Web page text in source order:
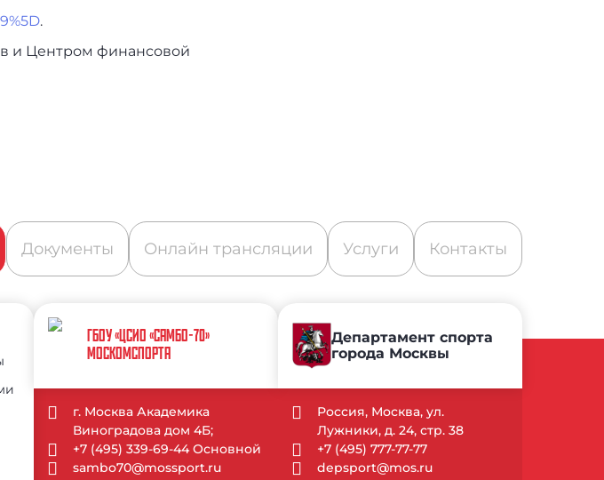
.
и Центром финансовой
Документы Онлайн трансляции Услуги Контакты
ГБОУ «ЦСИО «САМБО-70»
МОСКОМСПОРТА
г. Москва Академика
Виноградова дом 4Б;
+7 (495) 339-69-44 Основной
sambo70@mossport.ru
Департамент спорта
города Москвы
Россия, Москва, ул.
Лужники, д. 24, стр. 38
+7 (495) 777-77-77
depsport@mos.ru